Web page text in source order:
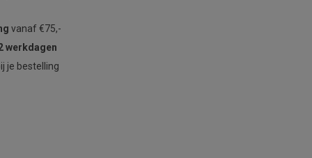
vanaf €75,-
werkdagen
je bestelling